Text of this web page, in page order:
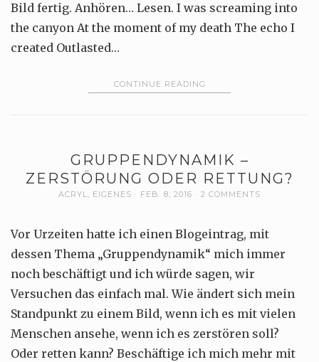
Bild fertig. Anhören… Lesen. I was screaming into
the canyon At the moment of my death The echo I
created Outlasted…
CONTINUE READING
GRUPPENDYNAMIK –
ZERSTÖRUNG ODER RETTUNG?
ACRYL, EIGENES FEB. 8, 2016 2 COMMENTS
Vor Urzeiten hatte ich einen Blogeintrag, mit
dessen Thema „Gruppendynamik“ mich immer
noch beschäftigt und ich würde sagen, wir
Versuchen das einfach mal. Wie ändert sich mein
Standpunkt zu einem Bild, wenn ich es mit vielen
Menschen ansehe, wenn ich es zerstören soll?
Oder retten kann? Beschäftige ich mich mehr mit